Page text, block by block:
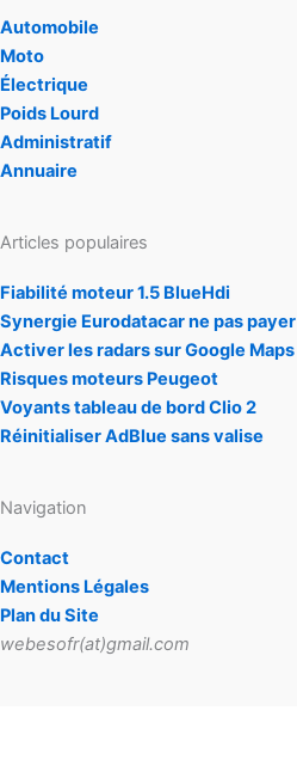
Automobile
Moto
Électrique
Poids Lourd
Administratif
Annuaire
Articles populaires
Fiabilité moteur 1.5 BlueHdi
Synergie Eurodatacar ne pas payer
Activer les radars sur Google Maps
Risques moteurs Peugeot
Voyants tableau de bord Clio 2
Réinitialiser AdBlue sans valise
Navigation
Contact
Mentions Légales
Plan du Site
webesofr(at)gmail.com